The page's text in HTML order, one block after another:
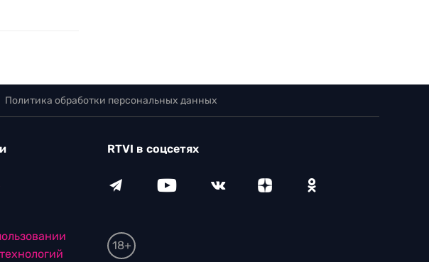
Политика обработки персональных данных
RTVI в соцсетях
18+